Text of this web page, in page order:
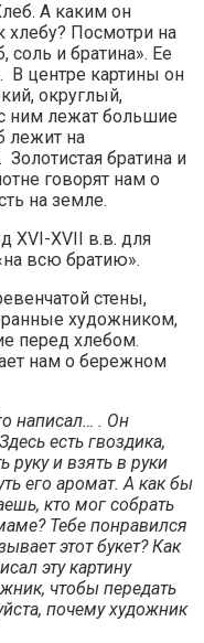
А каким он
хлебу? Посмотри на
соль и братина». Ее
В центре картины он
округлый,
ним лежат большие
лежит на
братина и
говорят нам о
на земле.
XVI-XVII в.в. для
всю братию».
стены,
художником,
перед хлебом.
нам о бережном
написал… . Он
есть гвоздика,
и взять в руки
его аромат. А как бы
кто мог собрать
Тебе понравился
этот букет? Как
эту картину
чтобы передать
почему художник